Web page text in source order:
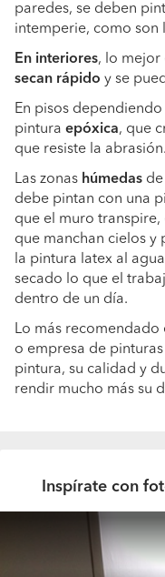
paredes, se deben
intemperie, como son
En interiores, lo mejor
secan rápido y se
En pisos
pintura epóxica, que
que resiste la abrasión.
Las zonas húmedas
debe pintan con una
que el muro
que manchan cielos y
la pintura latex al
secado lo que el
dentro de un día.
Lo más recomendado
o empresa de
pintura, su calidad y
rendir mucho más su
Inspírate con